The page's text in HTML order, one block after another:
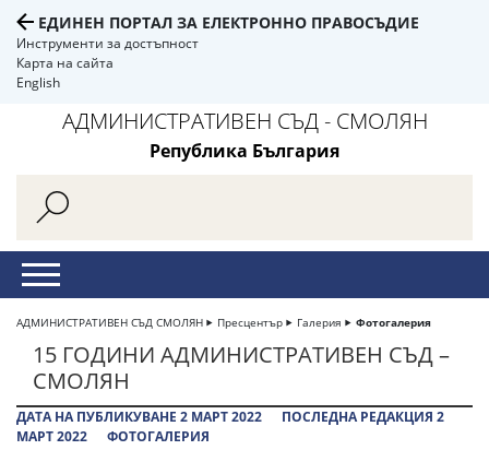
ЕДИНЕН ПОРТАЛ ЗА ЕЛЕКТРОННО ПРАВОСЪДИЕ
Инструменти за достъпност
Карта на сайта
English
АДМИНИСТРАТИВЕН СЪД - СМОЛЯН
Република България
АДМИНИСТРАТИВЕН СЪД СМОЛЯН Пресцентър Галерия Фотогалерия
15 ГОДИНИ АДМИНИСТРАТИВЕН СЪД –
СМОЛЯН
ДАТА НА ПУБЛИКУВАНЕ 2 МАРТ 2022
ПОСЛЕДНА РЕДАКЦИЯ 2
МАРТ 2022
ФОТОГАЛЕРИЯ